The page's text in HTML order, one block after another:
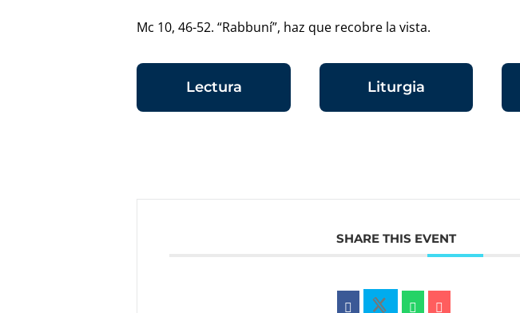
Mc 10, 46-52. “Rabbuní”, haz que recobre la vista.
Lectura Liturgia
SHARE THIS EVENT